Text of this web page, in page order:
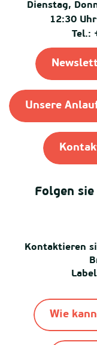
Dienstag,
12:30
Tel.:
Unsere
Folgen sie
Kontaktieren
Wie